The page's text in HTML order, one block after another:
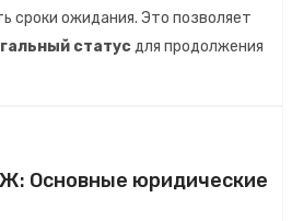
сроки ожидания. Это позволяет
статусдля продолжения
Основные юридические